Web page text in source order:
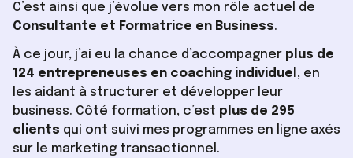
C’est ainsi que j’évolue vers mon rôle actuel de
Consultante et Formatrice en Business.
À ce jour, j’ai eu la chance d’accompagner plus de
124 entrepreneuses en coaching individuel , en
les aidant à structurer et développer leur
business. Côté formation, c’est plus de 295
clients qui ont suivi mes programmes en ligne axés
sur le marketing transactionnel.